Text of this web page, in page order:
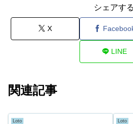
シェアする
X
LINE
関連記事
Loto Loto